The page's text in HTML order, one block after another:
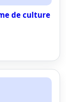
de culture